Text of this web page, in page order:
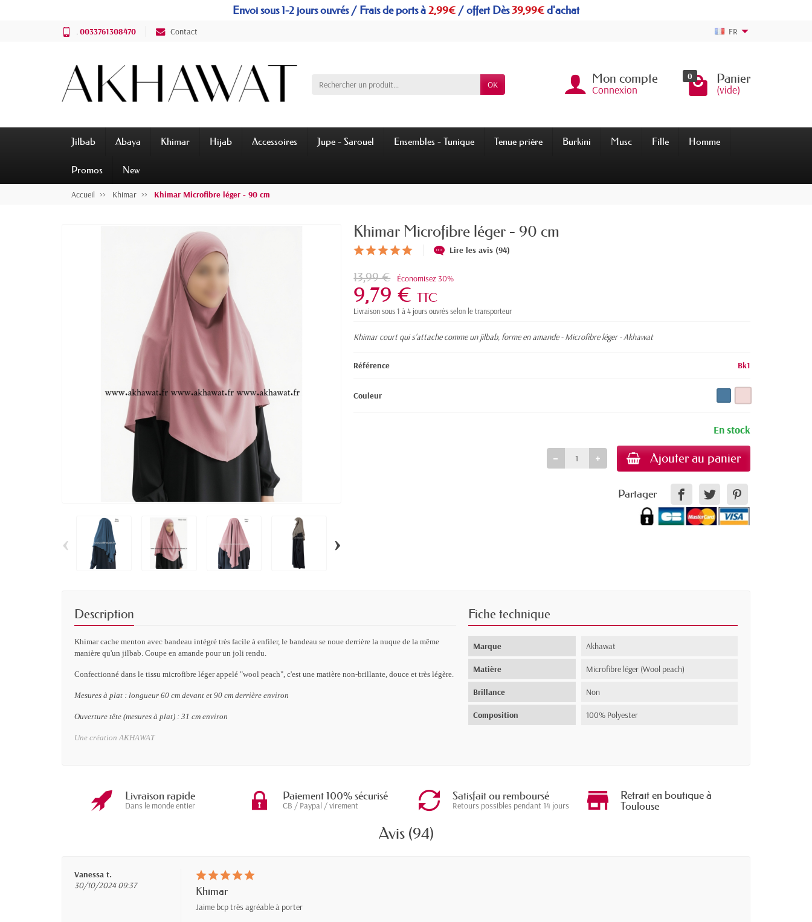
Envoi sous 1-2 jours ouvrés / Frais de ports à2,99€ /offert Dès39,99€d'achat
. 0033761308470 Contact FR
OK Mon compte
Connexion
0 Panier
(vide)
Jilbab Abaya Khimar Hijab Accessoires Jupe - Sarouel Ensembles - Tunique Tenue prière Burkini Musc Fille Homme
Promos New
Accueil Khimar Khimar Microfibre léger - 90 cm
‹ ›
Khimar Microfibre léger - 90 cm
Lire les avis (94)
13,99 € Économisez 30%
9,79 €TTC
Livraison sous 1 à 4 jours ouvrés selon le transporteur
Khimar court qui s'attache comme un jilbab, forme en amande - Microfibre léger - Akhawat
Référence Bk1
Couleur
En stock
Ajouter au panier
Partager
Description
Khimar cache menton avec bandeau intégré très facile à enfiler, le bandeau se noue derrière la nuque de la même
manière qu'un jilbab. Coupe en amande pour un joli rendu.
Confectionné dans le tissu microfibre léger appelé "wool peach", c'est une matière non-brillante, douce et très légère.
Mesures à plat : longueur 60 cm devant et 90 cm derrière environ
Ouverture tête (mesures à plat) : 31 cm environ
Une création AKHAWAT
Fiche technique
Marque Akhawat
Matière Microfibre léger (Wool peach)
Brillance Non
Composition 100% Polyester
Livraison rapide
Dans le monde entier
Paiement 100% sécurisé
CB / Paypal / virement
Satisfait ou remboursé
Retours possibles pendant 14 jours
Retrait en boutique à
Toulouse
Avis (94)
Vanessa t.
30/10/2024 09:37
Khimar
Jaime bcp très agréable à porter